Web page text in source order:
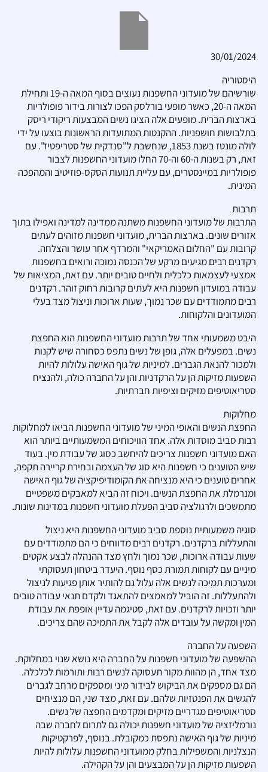
30/01/2024
היסטוריה
שורשיהם של מועדוני החשפנות נעוצים בסוף המאה ה-19 ותחילת
המאה ה-20, כאשר מופעי בורלסק הפכו לצורות בידור פופולריות
בארצות הברית. מופעים אלה הציגו נשים המבצעות ריקודי ריסק
בתלבושות חושפניות. ההקנטות המתועדות הראשונות בוצעו על ידי
לולה מונטז בשנת 1853, שנחשבת ל"סנדקית של סטריפטיז". עם
זאת, רק בשנות ה-60 וה-70 החלו מועדוני החשפנות לצבור
פופולריות במיינסטרים, עם עליית תנועות הסקס-פוזיטיב והמהפכה
המינית.
תרבות
התרבות של מועדוני החשפנות משתנה ממדינה למדינה ואפילו בתוך
אזורים שונים. בארצות הברית, מועדוני חשפנות מזוהים לעתים
קרובות עם "החלום האמריקאי" והמרדף אחר עושר והצלחה.
רקדנים רבים מגיעים מרקע של הכנסה נמוכה ורואים בחשפנות
אמצעי לעצמאות כלכלית ולחיים טובים יותר. עם זאת, המציאות של
עבודה במועדון חשפנות היא לעתים קרובות רחוק זוהר. רקדנים
רבים מתמודדים עם שכר נמוך, שעות ארוכות וניצול מצד בעלי
המועדונים והלקוחות.
היבט משמעותי אחד של תרבות מועדוני החשפנות הוא החפצת
נשים. במפעלים אלה, גופן של נשים נתפס כסחורה שיש לקנות
ולמכור להנאת הגברים. למיניות של גוף האישה עלולות להיות
השפעות מזיקות הן על הרקדניות והן על החברה כולה, ולהנציח
סטריאוטיפים מזיקים וציפיות חברתיות.
מחלוקות
החפצת הנשים והאופי המיני של מועדוני החשפנות הביאו למחלוקות
רבות סביב מוסדות אלה. אחד הוויכוחים המשמעותיים ביותר הוא
האם מועדוני חשפנות צריכים להיחשב כסוג של עבודת מין. בעוד
שיש הטוענים כי חשפנות היא סוג של העצמה ובחירת קריירה תקפה,
אחרים טוענים כי היא מנציחה את הקומודיפיקציה של גוף האישה
ומנרמלת את החפצת הנשים. ויכוח זה הביא למאבקים משפטיים
מתמשכים ולרגולציה סביב הפעלת מועדוני חשפנות במדינות שונות.
סוגיה משמעותית נוספת סביב מועדוני החשפנות היא ניצול
והתעללות ברקדנים. רקדנים רבים מדווחים כי הם מתמודדים עם
שעות עבודה ארוכות, שכר נמוך ולחץ מצד ההנהלה לבצע אקטים
מיניים עם לקוחות תמורת כסף נוסף. היעדר ביטחון תעסוקתי
ומערכות תמיכה לנשים אלה עלול גם להותיר אותן פגיעות לניצול
ולהתעללות. זה הוביל למאמצים להתאגד ולקדם תנאי עבודה טובים
יותר וזכויות לרקדנים. עם זאת, סטיגמה עדיין אופפת את עבודת
המין ומקשה על עובדים אלה לקבל את התמיכה שהם צריכים.
השפעה על החברה
ההשפעה של מועדוני חשפנות על החברה היא נושא שנוי במחלוקת.
מצד אחד, הן מהוות מקור תעסוקה לנשים רבות ותורמות לכלכלה.
הם גם מספקים את הביקוש לבידור מיני ומספקים מרחב לגברים
להגשים את הפנטזיות שלהם. עם זאת, מצד שני, הם מנציחים
סטריאוטיפים מגדריים מזיקים ומקדמים החפצה של נשים.
נורמליזציה של מועדוני חשפנות יכולה גם לתרום לחברה שבה
מיניות של גוף האישה נתפסת כמקובלת. בנוסף, לפרקטיקות
הנצלניות והמשפילות בחלק ממועדוני החשפנות עלולות להיות
השפעות מזיקות הן על המבצעים והן על הקהילה.